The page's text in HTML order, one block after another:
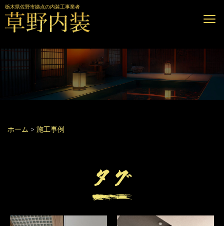
栃木県佐野市拠点の内装工事業者
ホーム > 施工事例